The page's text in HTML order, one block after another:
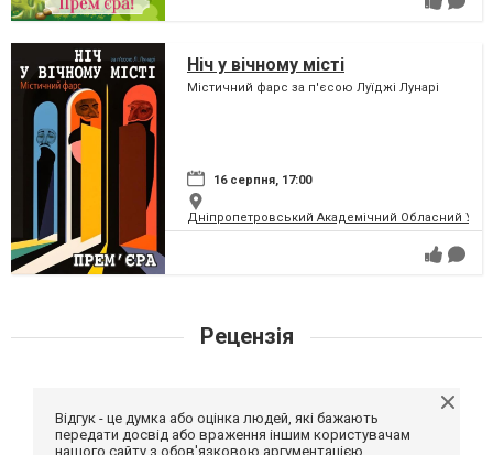
Ніч у вічному місті
Містичний фарс за п'єсою Луїджі Лунарі
16 серпня, 17:00
Дніпропетровський Академічний Обласний
Рецензія
Відгук - це думка або оцінка людей, які бажають
передати досвід або враження іншим користувачам
нашого сайту з обов'язковою аргументацією